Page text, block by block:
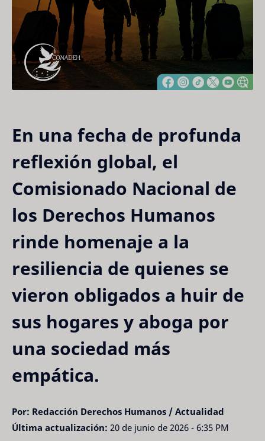
En una fecha de profunda
reflexión global, el
Comisionado Nacional de
los Derechos Humanos
rinde homenaje a la
resiliencia de quienes se
vieron obligados a huir de
sus hogares y aboga por
una sociedad más
empática.
Por: Redacción Derechos Humanos / Actualidad
Última actualización: 20 de junio de 2026 - 6:35 PM